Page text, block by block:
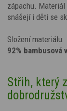
zápachu. Materiál
snášejí i děti se
Složení materiálu:
92% bambusová
Střih, který